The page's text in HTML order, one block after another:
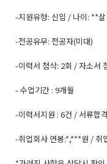
-지원유형: 신입 / 나이: **살
-전공유무: 전공자(미대)
-이력서 첨삭: 2회 / 자소서
- 수업기간 : 9개월
-이력서지원 : 6건 / 서류합
-취업회사 연봉:*,***원 / 취